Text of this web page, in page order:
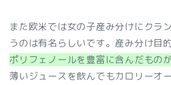
また欧米では女の子産み分けにクラ
うのは有名らしいです。産み分け目
ポリフェノールを豊富に含んだもの
薄いジュースを飲んでもカロリーオ